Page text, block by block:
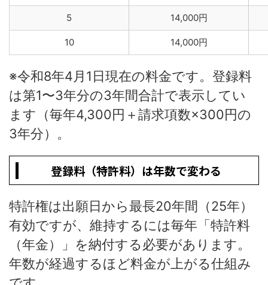
5 14,000円
10 14,000円
※令和8年4月1日現在の料金です。登録料
は第1〜3年分の3年間合計で表示してい
ます（毎年4,300円＋請求項数×300円の
3年分）。
登録料（特許料）は年数で変わる
特許権は出願日から最長20年間（25年）
有効ですが、維持するには毎年「特許料
（年金）」を納付する必要があります。
年数が経過するほど料金が上がる仕組み